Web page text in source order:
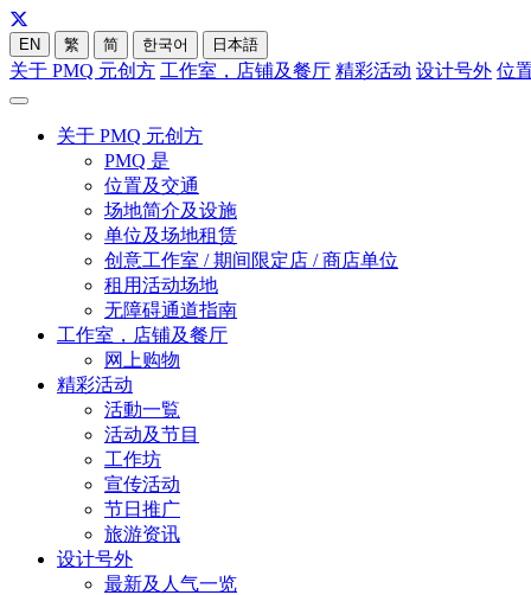
EN 繁 简 한국어 日本語
关于 PMQ 元创方 工作室，店铺及餐厅 精彩活动 设计号外 位
关于 PMQ 元创方
PMQ 是
位置及交通
场地简介及设施
单位及场地租赁
创意工作室 / 期间限定店 / 商店单位
租用活动场地
无障碍通道指南
工作室，店铺及餐厅
网上购物
精彩活动
活動一覧
活动及节目
工作坊
宣传活动
节日推广
旅游资讯
设计号外
最新及人气一览